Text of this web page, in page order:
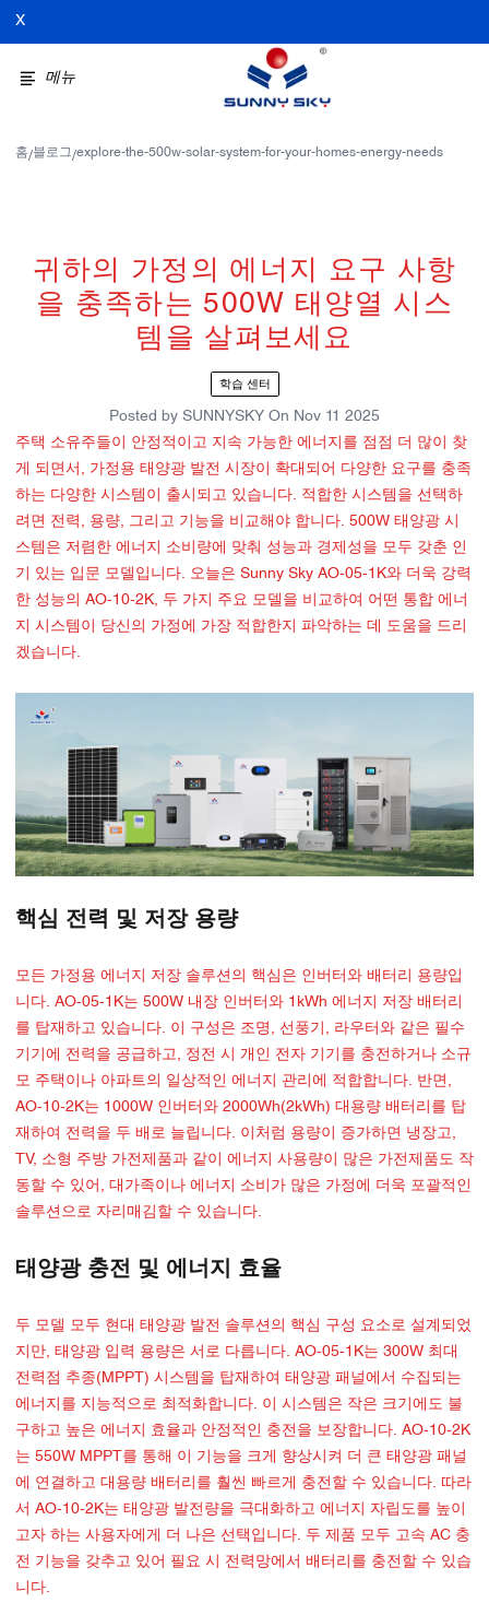
X
메뉴
홈/블로그/explore-the-500w-solar-system-for-your-homes-energy-needs
귀하의 가정의 에너지 요구 사항
을 충족하는 500W 태양열 시스
템을 살펴보세요
학습 센터
Posted by SUNNYSKY On Nov 11 2025
주택 소유주들이 안정적이고 지속 가능한 에너지를 점점 더 많이 찾
게 되면서, 가정용 태양광 발전 시장이 확대되어 다양한 요구를 충족
하는 다양한 시스템이 출시되고 있습니다. 적합한 시스템을 선택하
려면 전력, 용량, 그리고 기능을 비교해야 합니다. 500W 태양광 시
스템은 저렴한 에너지 소비량에 맞춰 성능과 경제성을 모두 갖춘 인
기 있는 입문 모델입니다. 오늘은 Sunny Sky AO-05-1K와 더욱 강력
한 성능의 AO-10-2K, 두 가지 주요 모델을 비교하여 어떤 통합 에너
지 시스템이 당신의 가정에 가장 적합한지 파악하는 데 도움을 드리
겠습니다.
핵심 전력 및 저장 용량
모든 가정용 에너지 저장 솔루션의 핵심은 인버터와 배터리 용량입
니다. AO-05-1K는 500W 내장 인버터와 1kWh 에너지 저장 배터리
를 탑재하고 있습니다. 이 구성은 조명, 선풍기, 라우터와 같은 필수
기기에 전력을 공급하고, 정전 시 개인 전자 기기를 충전하거나 소규
모 주택이나 아파트의 일상적인 에너지 관리에 적합합니다. 반면,
AO-10-2K는 1000W 인버터와 2000Wh(2kWh) 대용량 배터리를 탑
재하여 전력을 두 배로 늘립니다. 이처럼 용량이 증가하면 냉장고,
TV, 소형 주방 가전제품과 같이 에너지 사용량이 많은 가전제품도 작
동할 수 있어, 대가족이나 에너지 소비가 많은 가정에 더욱 포괄적인
솔루션으로 자리매김할 수 있습니다.
태양광 충전 및 에너지 효율
두 모델 모두 현대 태양광 발전 솔루션의 핵심 구성 요소로 설계되었
지만, 태양광 입력 용량은 서로 다릅니다. AO-05-1K는 300W 최대
전력점 추종(MPPT) 시스템을 탑재하여 태양광 패널에서 수집되는
에너지를 지능적으로 최적화합니다. 이 시스템은 작은 크기에도 불
구하고 높은 에너지 효율과 안정적인 충전을 보장합니다. AO-10-2K
는 550W MPPT를 통해 이 기능을 크게 향상시켜 더 큰 태양광 패널
에 연결하고 대용량 배터리를 훨씬 빠르게 충전할 수 있습니다. 따라
서 AO-10-2K는 태양광 발전량을 극대화하고 에너지 자립도를 높이
고자 하는 사용자에게 더 나은 선택입니다. 두 제품 모두 고속 AC 충
전 기능을 갖추고 있어 필요 시 전력망에서 배터리를 충전할 수 있습
니다.